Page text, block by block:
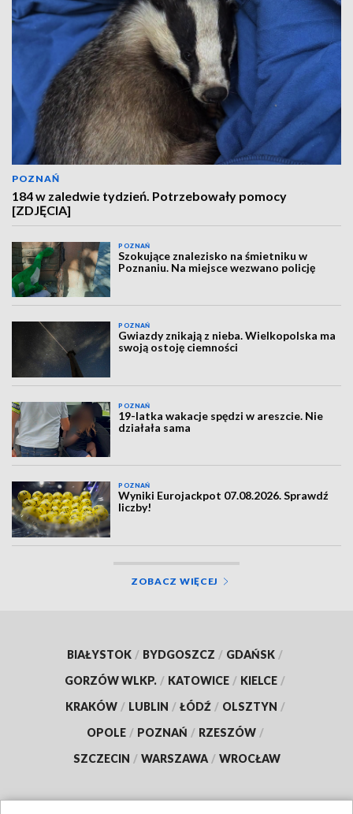
POZNAŃ
184 w zaledwie tydzień. Potrzebowały pomocy
[ZDJĘCIA]
POZNAŃ
Szokujące znalezisko na śmietniku w
Poznaniu. Na miejsce wezwano policję
POZNAŃ
Gwiazdy znikają z nieba. Wielkopolska ma
swoją ostoję ciemności
POZNAŃ
19-latka wakacje spędzi w areszcie. Nie
działała sama
POZNAŃ
Wyniki Eurojackpot 07.08.2026. Sprawdź
liczby!
ZOBACZ WIĘCEJ
BIAŁYSTOK / BYDGOSZCZ / GDAŃSK /
GORZÓW WLKP. / KATOWICE / KIELCE /
KRAKÓW / LUBLIN / ŁÓDŹ / OLSZTYN /
OPOLE / POZNAŃ / RZESZÓW /
SZCZECIN / WARSZAWA / WROCŁAW